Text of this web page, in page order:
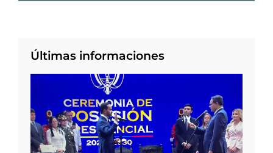
Últimas informaciones